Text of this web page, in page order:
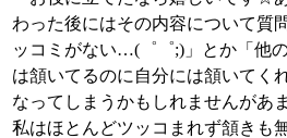
わった後にはその内容について質
ッコミがない…(゜゜;)」とか「他
は頷いてるのに自分には頷いてく
なってしまうかもしれませんがあ
私はほとんどツッコまれず頷きも